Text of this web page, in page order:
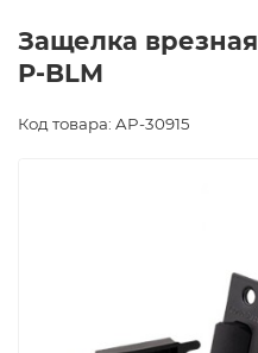
Защелка
P-BLM
Код товара: AP-30915